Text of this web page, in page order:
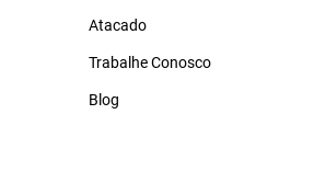
Atacado
Trabalhe Conosco
Blog